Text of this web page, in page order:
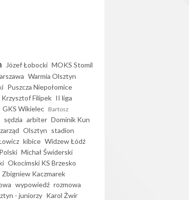
Józef Łobocki MOKS Stomil
Warmia Olsztyn
Puszcza Niepołomice
Krzysztof Filipek II liga
GKS Wikielec Bartosz
sędzia arbiter Dominik Kun
zarząd Olsztyn stadion
kibice Widzew Łódź
Michał Świderski
Okocimski KS Brzesko
Zbigniew Kaczmarek
wypowiedź rozmowa
- juniorzy Karol Żwir